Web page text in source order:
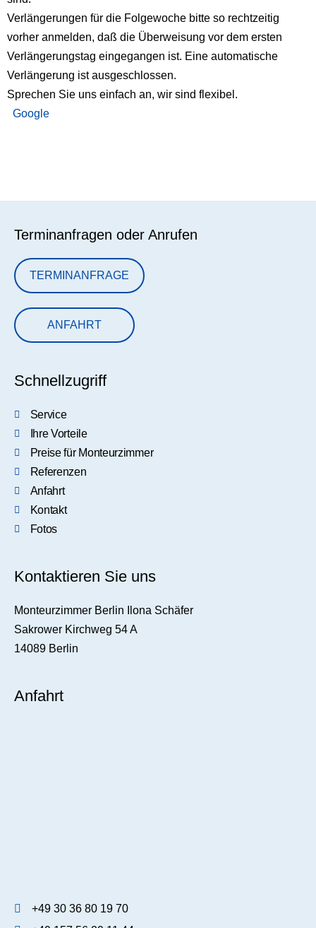
Verlängerungen für die Folgewoche bitte so rechtzeitig
vorher anmelden, daß die Überweisung vor dem ersten
Verlängerungstag eingegangen ist. Eine automatische
Verlängerung ist ausgeschlossen.
Sprechen Sie uns einfach an, wir sind flexibel.
Google
Terminanfragen oder Anrufen
TERMINANFRAGE
ANFAHRT
Schnellzugriff
Service
Ihre Vorteile
Preise für Monteurzimmer
Referenzen
Anfahrt
Kontakt
Fotos
Kontaktieren Sie uns
Monteurzimmer Berlin Ilona Schäfer
Sakrower Kirchweg 54 A
14089 Berlin
Anfahrt
+49 30 36 80 19 70